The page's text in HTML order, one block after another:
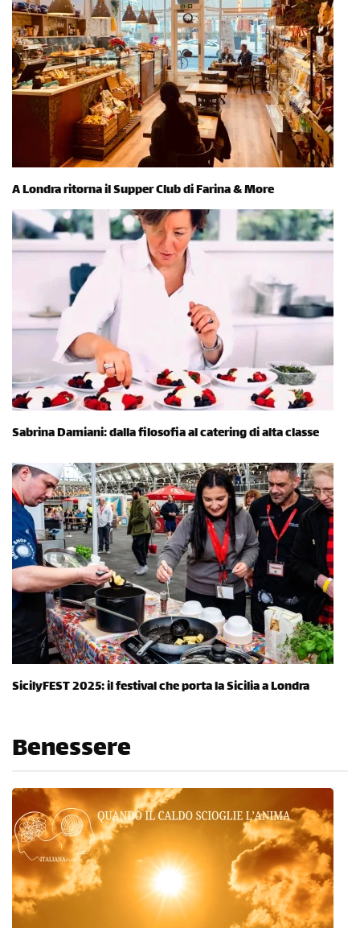
A Londra ritorna il Supper Club di Farina & More
Sabrina Damiani: dalla filosofia al catering di alta classe
SicilyFEST 2025: il festival che porta la Sicilia a Londra
Benessere